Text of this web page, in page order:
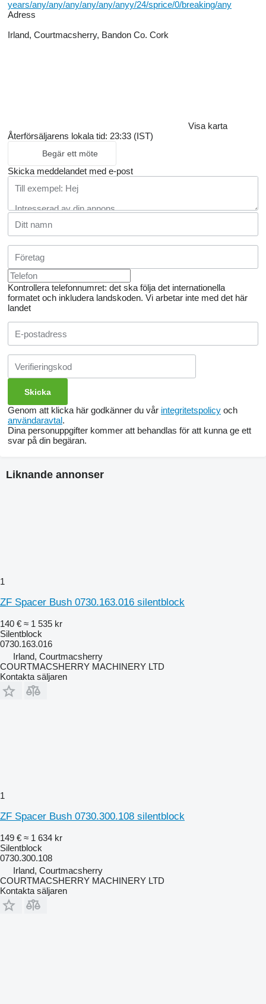
years/any/any/any/any/any/anyy/24/sprice/0/breaking/any
Adress
Irland, Courtmacsherry, Bandon Co. Cork
Visa karta
Återförsäljarens lokala tid: 23:33 (IST)
Begär ett möte
Skicka meddelandet med e-post
Kontrollera telefonnumret: det ska följa det internationella
formatet och inkludera landskoden. Vi arbetar inte med det här
landet
Genom att klicka här godkänner du vår integritetspolicy och
användaravtal.
Dina personuppgifter kommer att behandlas för att kunna ge ett
svar på din begäran.
Liknande annonser
1
ZF Spacer Bush 0730.163.016 silentblock
140 € ≈ 1 535 kr
Silentblock
0730.163.016
Irland, Courtmacsherry
COURTMACSHERRY MACHINERY LTD
Kontakta säljaren
1
ZF Spacer Bush 0730.300.108 silentblock
149 € ≈ 1 634 kr
Silentblock
0730.300.108
Irland, Courtmacsherry
COURTMACSHERRY MACHINERY LTD
Kontakta säljaren